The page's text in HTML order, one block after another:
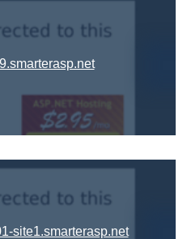
site1.smarterasp.net